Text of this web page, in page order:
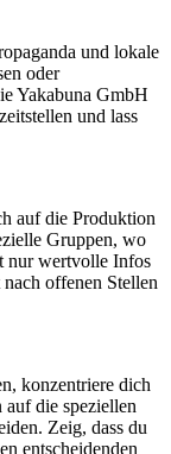
und lokale
oder
Yakabuna GmbH
und lass
auf die Produktion
Gruppen, wo
nur wertvolle Infos
offenen Stellen
konzentriere dich
die speziellen
Zeig, dass du
entscheidenden